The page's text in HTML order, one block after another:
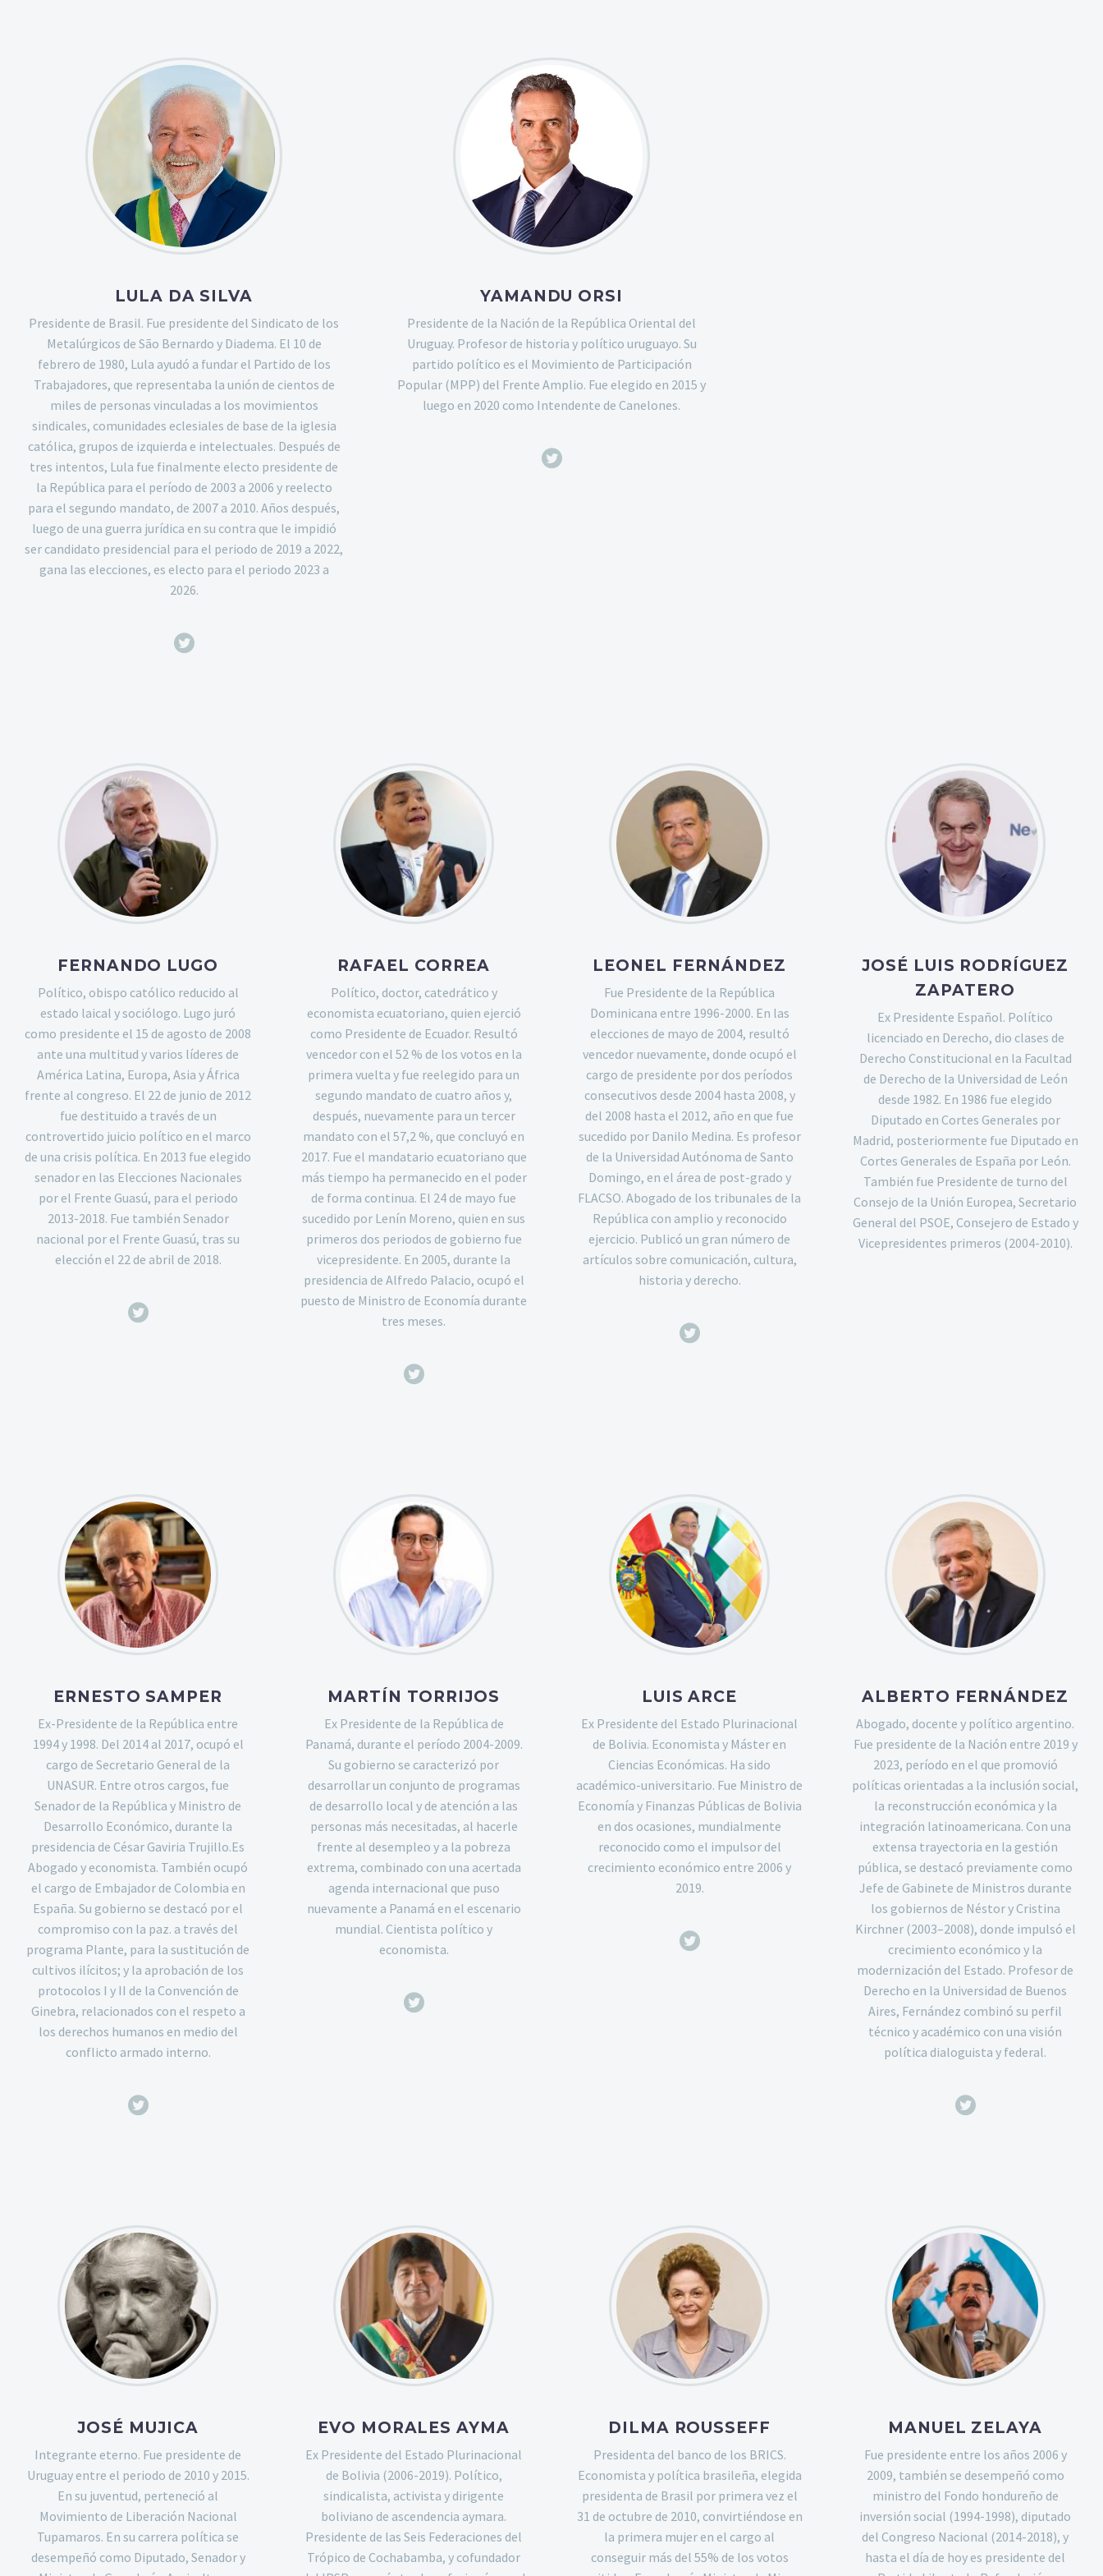
LULA DA SILVA
Presidente de Brasil. Fue presidente del Sindicato de los
Metalúrgicos de São Bernardo y Diadema. El 10 de
febrero de 1980, Lula ayudó a fundar el Partido de los
Trabajadores, que representaba la unión de cientos de
miles de personas vinculadas a los movimientos
sindicales, comunidades eclesiales de base de la iglesia
católica, grupos de izquierda e intelectuales. Después de
tres intentos, Lula fue finalmente electo presidente de
la República para el período de 2003 a 2006 y reelecto
para el segundo mandato, de 2007 a 2010. Años después,
luego de una guerra jurídica en su contra que le impidió
ser candidato presidencial para el periodo de 2019 a 2022,
gana las elecciones, es electo para el periodo 2023 a
2026.
YAMANDU ORSI
Presidente de la Nación de la República Oriental del
Uruguay. Profesor de historia y político uruguayo. Su
partido político es el Movimiento de Participación
Popular (MPP) del Frente Amplio. Fue elegido en 2015 y
luego en 2020 como Intendente de Canelones.
FERNANDO LUGO
Político, obispo católico reducido al
estado laical y sociólogo. Lugo juró
como presidente el 15 de agosto de 2008
ante una multitud y varios líderes de
América Latina, Europa, Asia y África
frente al congreso. El 22 de junio de 2012
fue destituido a través de un
controvertido juicio político en el marco
de una crisis política. En 2013 fue elegido
senador en las Elecciones Nacionales
por el Frente Guasú, para el periodo
2013-2018. Fue también Senador
nacional por el Frente Guasú, tras su
elección el 22 de abril de 2018.
RAFAEL CORREA
Político, doctor, catedrático y
economista ecuatoriano, quien ejerció
como Presidente de Ecuador. Resultó
vencedor con el 52 % de los votos en la
primera vuelta y fue reelegido para un
segundo mandato de cuatro años y,
después, nuevamente para un tercer
mandato con el 57,2 %, que concluyó en
2017. Fue el mandatario ecuatoriano que
más tiempo ha permanecido en el poder
de forma continua. El 24 de mayo fue
sucedido por Lenín Moreno, quien en sus
primeros dos periodos de gobierno fue
vicepresidente. En 2005, durante la
presidencia de Alfredo Palacio, ocupó el
puesto de Ministro de Economía durante
tres meses.
LEONEL FERNÁNDEZ
Fue Presidente de la República
Dominicana entre 1996-2000. En las
elecciones de mayo de 2004, resultó
vencedor nuevamente, donde ocupó el
cargo de presidente por dos períodos
consecutivos desde 2004 hasta 2008, y
del 2008 hasta el 2012, año en que fue
sucedido por Danilo Medina. Es profesor
de la Universidad Autónoma de Santo
Domingo, en el área de post-grado y
FLACSO. Abogado de los tribunales de la
República con amplio y reconocido
ejercicio. Publicó un gran número de
artículos sobre comunicación, cultura,
historia y derecho.
JOSÉ LUIS RODRÍGUEZ
ZAPATERO
Ex Presidente Español. Político
licenciado en Derecho, dio clases de
Derecho Constitucional en la Facultad
de Derecho de la Universidad de León
desde 1982. En 1986 fue elegido
Diputado en Cortes Generales por
Madrid, posteriormente fue Diputado en
Cortes Generales de España por León.
También fue Presidente de turno del
Consejo de la Unión Europea, Secretario
General del PSOE, Consejero de Estado y
Vicepresidentes primeros (2004-2010).
ERNESTO SAMPER
Ex-Presidente de la República entre
1994 y 1998. Del 2014 al 2017, ocupó el
cargo de Secretario General de la
UNASUR. Entre otros cargos, fue
Senador de la República y Ministro de
Desarrollo Económico, durante la
presidencia de César Gaviria Trujillo.Es
Abogado y economista. También ocupó
el cargo de Embajador de Colombia en
España. Su gobierno se destacó por el
compromiso con la paz. a través del
programa Plante, para la sustitución de
cultivos ilícitos; y la aprobación de los
protocolos I y II de la Convención de
Ginebra, relacionados con el respeto a
los derechos humanos en medio del
conflicto armado interno.
MARTÍN TORRIJOS
Ex Presidente de la República de
Panamá, durante el período 2004-2009.
Su gobierno se caracterizó por
desarrollar un conjunto de programas
de desarrollo local y de atención a las
personas más necesitadas, al hacerle
frente al desempleo y a la pobreza
extrema, combinado con una acertada
agenda internacional que puso
nuevamente a Panamá en el escenario
mundial. Cientista político y
economista.
LUIS ARCE
Ex Presidente del Estado Plurinacional
de Bolivia. Economista y Máster en
Ciencias Económicas. Ha sido
académico-universitario. Fue Ministro de
Economía y Finanzas Públicas de Bolivia
en dos ocasiones, mundialmente
reconocido como el impulsor del
crecimiento económico entre 2006 y
2019.
ALBERTO FERNÁNDEZ
Abogado, docente y político argentino.
Fue presidente de la Nación entre 2019 y
2023, período en el que promovió
políticas orientadas a la inclusión social,
la reconstrucción económica y la
integración latinoamericana. Con una
extensa trayectoria en la gestión
pública, se destacó previamente como
Jefe de Gabinete de Ministros durante
los gobiernos de Néstor y Cristina
Kirchner (2003–2008), donde impulsó el
crecimiento económico y la
modernización del Estado. Profesor de
Derecho en la Universidad de Buenos
Aires, Fernández combinó su perfil
técnico y académico con una visión
política dialoguista y federal.
JOSÉ MUJICA
Integrante eterno. Fue presidente de
Uruguay entre el periodo de 2010 y 2015.
En su juventud, perteneció al
Movimiento de Liberación Nacional
Tupamaros. En su carrera política se
desempeñó como Diputado, Senador y
EVO MORALES AYMA
Ex Presidente del Estado Plurinacional
de Bolivia (2006-2019). Político,
sindicalista, activista y dirigente
boliviano de ascendencia aymara.
Presidente de las Seis Federaciones del
Trópico de Cochabamba, y cofundador
DILMA ROUSSEFF
Presidenta del banco de los BRICS.
Economista y política brasileña, elegida
presidenta de Brasil por primera vez el
31 de octubre de 2010, convirtiéndose en
la primera mujer en el cargo al
conseguir más del 55% de los votos
MANUEL ZELAYA
Fue presidente entre los años 2006 y
2009, también se desempeñó como
ministro del Fondo hondureño de
inversión social (1994-1998), diputado
del Congreso Nacional (2014-2018), y
hasta el día de hoy es presidente del